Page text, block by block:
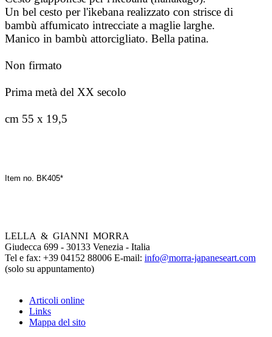
Un bel cesto per l'ikebana realizzato con strisce di
bambù affumicato intrecciate a maglie larghe.
Manico in bambù attorcigliato. Bella patina.
Non firmato
Prima metà del XX secolo
cm 55 x 19,5
Item no. BK405*
LELLA & GIANNI MORRA
Giudecca 699 - 30133 Venezia - Italia
Tel e fax: +39 04152 88006 E-mail: info@morra-japaneseart.com
(solo su appuntamento)
Articoli online
Links
Mappa del sito